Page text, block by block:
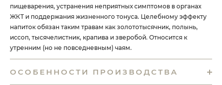
пищеварения, устранения неприятных симптомов в органах
ЖКТ и поддержания жизненного тонуса. Целебному эффекту
напиток обязан таким травам как золототысячник, полынь,
иссоп, тысячелистник, крапива и зверобой. Относится к
утренним (но не повседневным) чаям.
ОСОБЕННОСТИ ПРОИЗВОДСТВА